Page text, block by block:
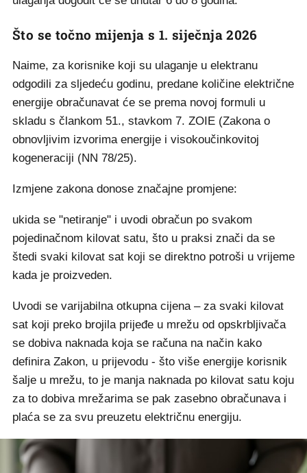
Što se točno mijenja s 1. siječnja 2026
Naime, za korisnike koji su ulaganje u elektranu
odgodili za sljedeću godinu, predane količine električne
energije obračunavat će se prema novoj formuli u
skladu s člankom 51., stavkom 7. ZOIE (Zakona o
obnovljivim izvorima energije i visokoučinkovitoj
kogeneraciji (NN 78/25).
Izmjene zakona donose značajne promjene:
ukida se "netiranje" i uvodi obračun po svakom
pojedinačnom kilovat satu, što u praksi znači da se
štedi svaki kilovat sat koji se direktno potroši u vrijeme
kada je proizveden.
Uvodi se varijabilna otkupna cijena – za svaki kilovat
sat koji preko brojila prijeđe u mrežu od opskrbljivača
se dobiva naknada koja se računa na način kako
definira Zakon, u prijevodu - što više energije korisnik
šalje u mrežu, to je manja naknada po kilovat satu koju
za to dobiva mrežarima se pak zasebno obračunava i
plaća se za svu preuzetu električnu energiju.